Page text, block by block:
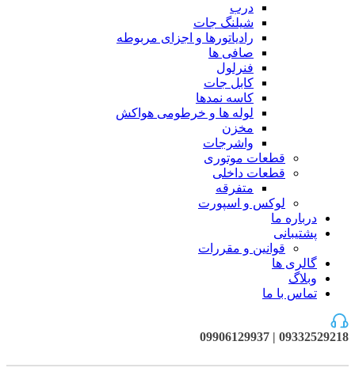
درب
شیلنگ جات
رادیاتورها و اجزای مربوطه
صافی ها
فنرلول
کابل جات
کاسه نمدها
لوله ها و خرطومی هواکش
مخزن
واشرجات
قطعات موتوری
قطعات داخلی
متفرقه
لوکس و اسپورت
درباره ما
پشتیبانی
قوانین و مقررات
گالری ها
وبلاگ
تماس با ما
09332529218 | 09906129937